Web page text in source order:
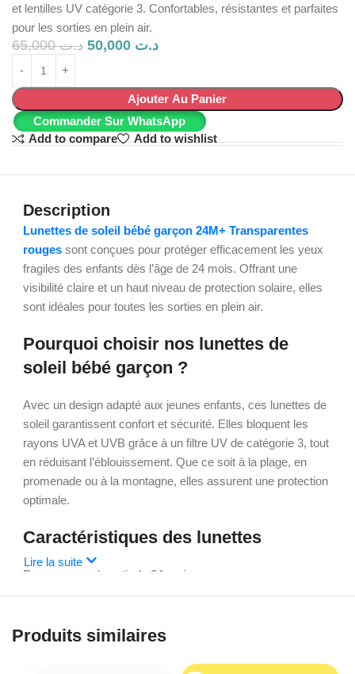
et lentilles UV catégorie 3. Confortables, résistantes et parfaites
pour les sorties en plein air.
د.ت65,000 د.ت
Ajouter Au Panier
Commander Sur WhatsApp
Add to compare
Add to wishlist
Description
Lunettes de soleil bébé garçon 24M+ Transparentes
rouges sont conçues pour protéger efficacement les yeux
fragiles des enfants dès l’âge de 24 mois. Offrant une
visibilité claire et un haut niveau de protection solaire, elles
sont idéales pour toutes les sorties en plein air.
Pourquoi choisir nos lunettes de
soleil bébé garçon ?
Avec un design adapté aux jeunes enfants, ces lunettes de
soleil garantissent confort et sécurité. Elles bloquent les
rayons UVA et UVB grâce à un filtre UV de catégorie 3, tout
en réduisant l’éblouissement. Que ce soit à la plage, en
promenade ou à la montagne, elles assurent une protection
optimale.
Caractéristiques des lunettes
Pour garçons à partir de 24 mois
Filtre UV catégorie 3 : protection contre les UVA et UVB
Monture souple pour un confort maximal
Lire la suite
Produits similaires